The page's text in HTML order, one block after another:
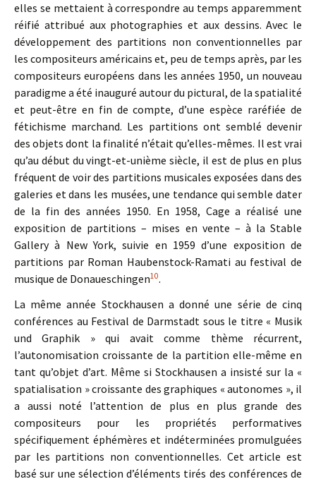
elles se mettaient à correspondre au temps apparemment
réifié attribué aux photographies et aux dessins. Avec le
développement des partitions non conventionnelles par
les compositeurs américains et, peu de temps après, par les
compositeurs européens dans les années 1950, un nouveau
paradigme a été inauguré autour du pictural, de la spatialité
et peut-être en fin de compte, d’une espèce raréfiée de
fétichisme marchand. Les partitions ont semblé devenir
des objets dont la finalité n’était qu’elles-mêmes. Il est vrai
qu’au début du vingt-et-unième siècle, il est de plus en plus
fréquent de voir des partitions musicales exposées dans des
galeries et dans les musées, une tendance qui semble dater
de la fin des années 1950. En 1958, Cage a réalisé une
exposition de partitions – mises en vente – à la Stable
Gallery à New York, suivie en 1959 d’une exposition de
partitions par Roman Haubenstock-Ramati au festival de
musique de Donaueschingen10.
La même année Stockhausen a donné une série de cinq
conférences au Festival de Darmstadt sous le titre « Musik
und Graphik » qui avait comme thème récurrent,
l’autonomisation croissante de la partition elle-même en
tant qu’objet d’art. Même si Stockhausen a insisté sur la «
spatialisation » croissante des graphiques « autonomes », il
a aussi noté l’attention de plus en plus grande des
compositeurs pour les propriétés performatives
spécifiquement éphémères et indéterminées promulguées
par les partitions non conventionnelles. Cet article est
basé sur une sélection d’éléments tirés des conférences de